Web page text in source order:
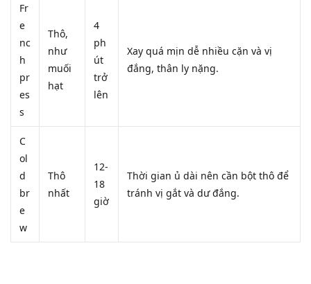
Fr
e
nc
h
pr
es
s
Thô,
như
muối
hạt
4
ph
út
trở
lên
Xay quá mịn dễ nhiều cặn và vị
đắng, thân ly nặng.
C
ol
d
br
e
w
Thô
nhất
12-
18
giờ
Thời gian ủ dài nên cần bột thô để
tránh vị gắt và dư đắng.